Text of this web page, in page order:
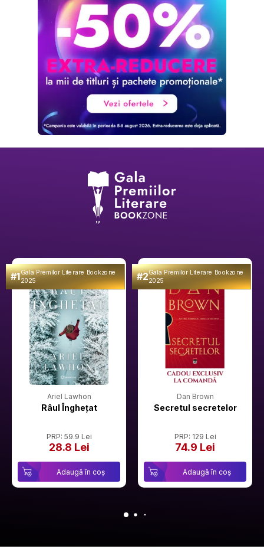
#1Gala Premilor Literare Bookzone
2025
Ariel Lawhon
Râul Înghețat
PRP: 59.9 Lei
28.8 Lei
Adaugă în coș
#2Gala Premilor Literare Bookzone
2025
Dan Brown
Secretul secretelor
PRP: 129 Lei
74.9 Lei
Adaugă în coș